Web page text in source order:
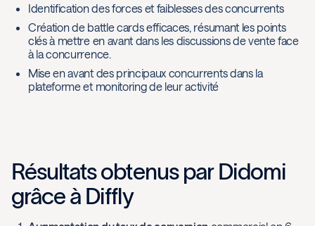
Identification des forces et faiblesses des concurrents
Création de battle cards efficaces, résumant les points
clés à mettre en avant dans les discussions de vente face
à la concurrence.
Mise en avant des principaux concurrents dans la
plateforme et monitoring de leur activité
Résultats obtenus par Didomi
grâce à Diffly